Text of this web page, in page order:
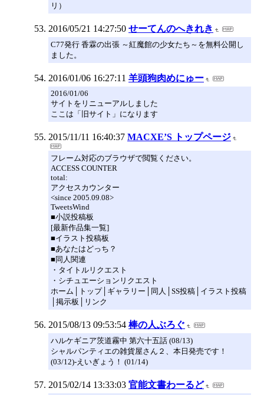
リ）
2016/05/21 14:27:50 せーてんのへきれき
C77発行 香霖の出張 ～紅魔館の少女たち～を無料公開し
ました。
2016/01/06 16:27:11 羊頭狗肉めにゅー
2016/01/06
サイトをリニューアルしました
ここは「旧サイト」になります
2015/11/11 16:40:37 MACXE’S トップページ
フレーム対応のブラウザで閲覧ください。
ACCESS COUNTER
total:
アクセスカウンター
<since 2005.09.08>
TweetsWind
■小説投稿板
[最新作品集一覧]
■イラスト投稿板
■あなたはどっち？
■同人関連
・タイトルリクエスト
・シチュエーションリクエスト
ホーム│トップ│ギャラリー│同人│SS投稿│イラスト投稿
│掲示板│リンク
2015/08/13 09:53:54 棒の人ぶろぐ
ハルケギニア茨道霧中 第六十五話 (08/13)
シャルパンティエの雑貨屋さん２、本日発売です！
(03/12)-えいぎょう！ (01/14)
2015/02/14 13:33:03 官能文書わーるど